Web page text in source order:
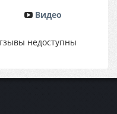
Видео
недоступны